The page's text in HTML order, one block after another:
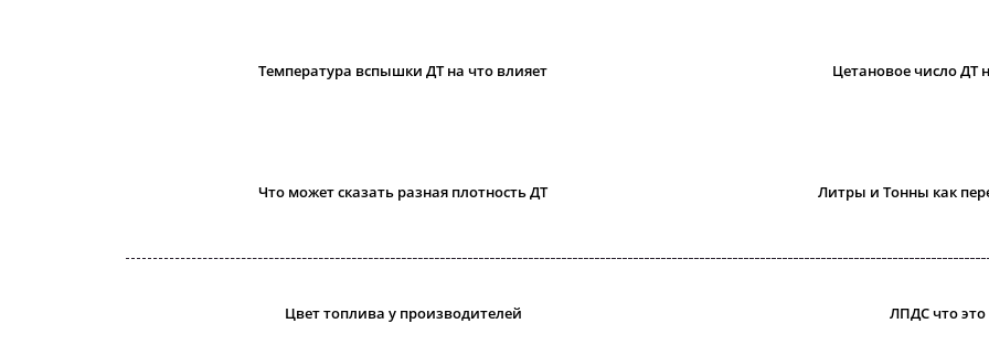
Температура вспышки ДТ на что влияет Цетановое число ДТ
Что может сказать разная плотность ДТ Литры и Тонны как
Цвет топлива у производителей ЛПДС что это